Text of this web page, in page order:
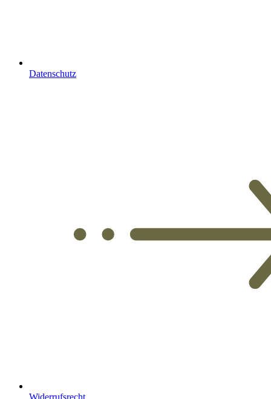
Datenschutz
Widerrufsrecht